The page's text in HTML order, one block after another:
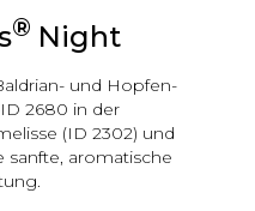
® Night
und Hopfen-
2680 in der
(ID 2302) und
sanfte, aromatische